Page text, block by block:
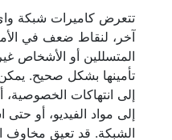
تتعرض كاميرات شبكة
آخر، لنقاط ضعف في
المتسللين أو الأشخاص
تأمينها بشكل صحيح.
إلى انتهاكات
إلى مواد الفيديو، أو حتى
الشبكة. قد تعيق مخاوف